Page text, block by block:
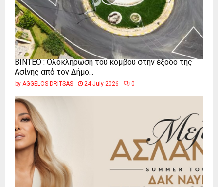
ΒΙΝΤΕΟ : Ολοκλήρωση του κόμβου στην έξοδο της
Ασίνης από τον Δήμο...
by AGGELOS DRITSAS 24 July 2026 0